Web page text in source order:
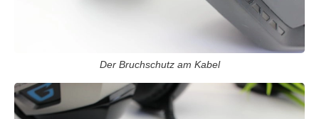
Der Bruchschutz am Kabel